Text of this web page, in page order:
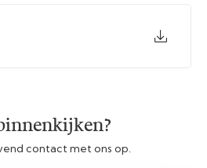
contact met ons op.